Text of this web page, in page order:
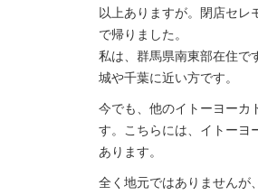
以上ありますが。閉店セレ
で帰りました。
私は、群馬県南東部在住で
城や千葉に近い方です。
今でも、他のイトーヨーカ
す。こちらには、イトーヨ
あります。
全く地元ではありませんが